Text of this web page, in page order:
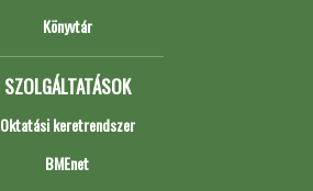
Könyvtár
SZOLGÁLTATÁSOK
Oktatási keretrendszer
BMEnet